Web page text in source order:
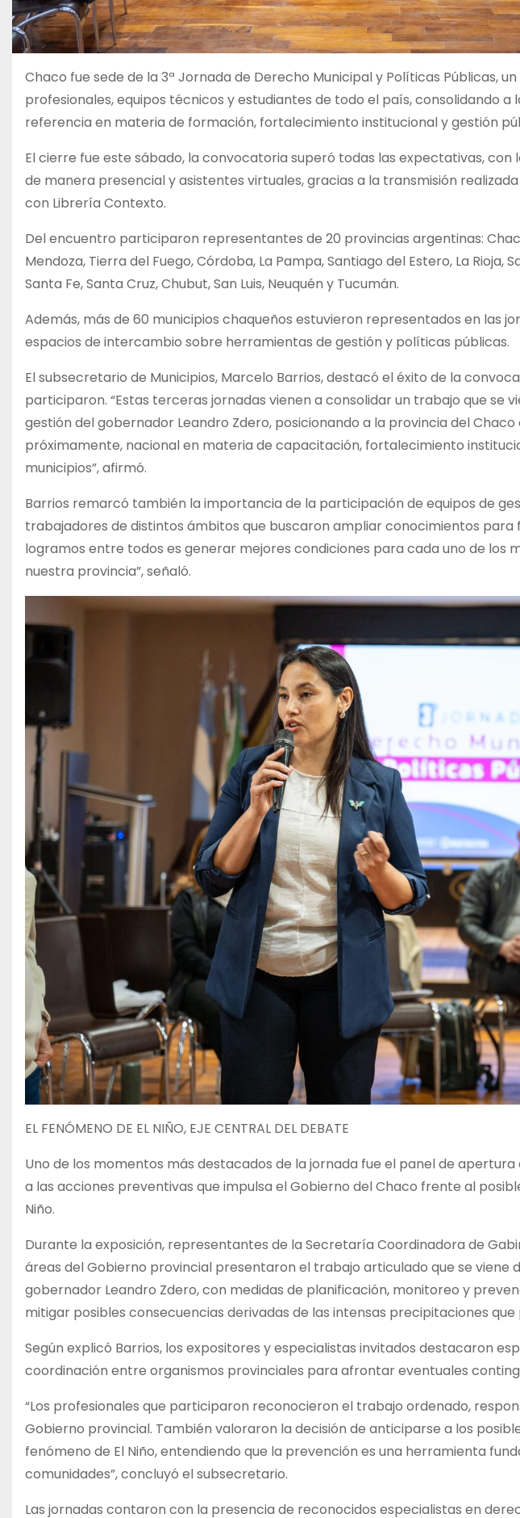
Chaco fue sede de la 3ª Jornada de Derecho Municipal y Políticas Públicas,
profesionales, equipos técnicos y estudiantes de todo el país, consolidando a
referencia en materia de formación, fortalecimiento institucional y gestión
El cierre fue este sábado, la convocatoria superó todas las expectativas, con
de manera presencial y asistentes virtuales, gracias a la transmisión
con Librería Contexto.
Del encuentro participaron representantes de 20 provincias argentinas:
Mendoza, Tierra del Fuego, Córdoba, La Pampa, Santiago del Estero, La Rioja,
Santa Fe, Santa Cruz, Chubut, San Luis, Neuquén y Tucumán.
Además, más de 60 municipios chaqueños estuvieron representados en las
espacios de intercambio sobre herramientas de gestión y políticas públicas.
El subsecretario de Municipios, Marcelo Barrios, destacó el éxito de la
participaron. “Estas terceras jornadas vienen a consolidar un trabajo que se
gestión del gobernador Leandro Zdero, posicionando a la provincia del
próximamente, nacional en materia de capacitación, fortalecimiento
municipios”, afirmó.
Barrios remarcó también la importancia de la participación de equipos de
trabajadores de distintos ámbitos que buscaron ampliar conocimientos para
logramos entre todos es generar mejores condiciones para cada uno de los
nuestra provincia”, señaló.
EL FENÓMENO DE EL NIÑO, EJE CENTRAL DEL DEBATE
Uno de los momentos más destacados de la jornada fue el panel de
a las acciones preventivas que impulsa el Gobierno del Chaco frente al
Niño.
Durante la exposición, representantes de la Secretaría Coordinadora de
áreas del Gobierno provincial presentaron el trabajo articulado que se viene
gobernador Leandro Zdero, con medidas de planificación, monitoreo y
mitigar posibles consecuencias derivadas de las intensas precipitaciones
Según explicó Barrios, los expositores y especialistas invitados destacaron
coordinación entre organismos provinciales para afrontar eventuales
“Los profesionales que participaron reconocieron el trabajo ordenado,
Gobierno provincial. También valoraron la decisión de anticiparse a los
fenómeno de El Niño, entendiendo que la prevención es una herramienta
comunidades”, concluyó el subsecretario.
Las jornadas contaron con la presencia de reconocidos especialistas en